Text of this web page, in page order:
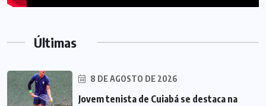
Últimas
8 DE AGOSTO DE 2026
Jovem tenista de Cuiabá se destaca na